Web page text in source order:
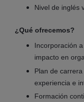
Nivel de inglés
¿Qué ofrecemos?
Incorporación
impacto en
Plan de
experiencia e
Formación